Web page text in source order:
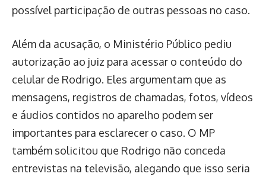
possível participação de outras pessoas no caso.
Além da acusação, o Ministério Público pediu
autorização ao juiz para acessar o conteúdo do
celular de Rodrigo. Eles argumentam que as
mensagens, registros de chamadas, fotos, vídeos
e áudios contidos no aparelho podem ser
importantes para esclarecer o caso. O MP
também solicitou que Rodrigo não conceda
entrevistas na televisão, alegando que isso seria